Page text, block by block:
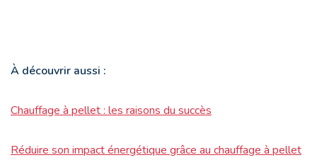
À découvrir aussi :
Chauffage à pellet : les raisons du succès
Réduire son impact énergétique grâce au chauffage à pellet